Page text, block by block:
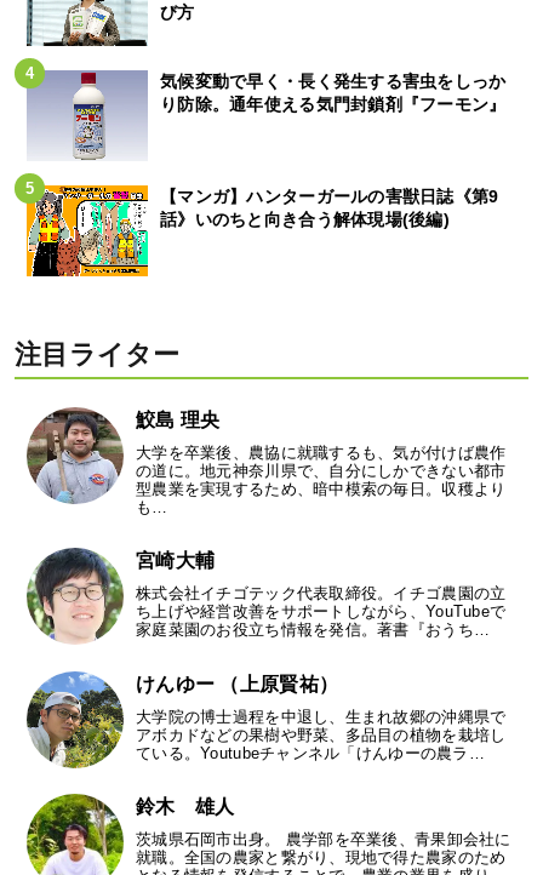
び方
気候変動で早く・長く発生する害虫をしっか
り防除。通年使える気門封鎖剤『フーモン』
【マンガ】ハンターガールの害獣日誌《第9
話》いのちと向き合う解体現場(後編)
注目ライター
鮫島 理央
大学を卒業後、農協に就職するも、気が付けば農作
の道に。地元神奈川県で、自分にしかできない都市
型農業を実現するため、暗中模索の毎日。収穫より
も…
宮崎大輔
株式会社イチゴテック代表取締役。イチゴ農園の立
ち上げや経営改善をサポートしながら、YouTubeで
家庭菜園のお役立ち情報を発信。著書『おうち…
けんゆー （上原賢祐）
大学院の博士過程を中退し、生まれ故郷の沖縄県で
アボカドなどの果樹や野菜、多品目の植物を栽培し
ている。Youtubeチャンネル「けんゆーの農ラ…
鈴木 雄人
茨城県石岡市出身。 農学部を卒業後、青果卸会社に
就職。全国の農家と繋がり、現地で得た農家のため